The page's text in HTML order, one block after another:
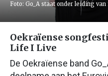
Foto: Go_A staat onder leiding
Oekraïense
Life I Live
De Oekraïense band